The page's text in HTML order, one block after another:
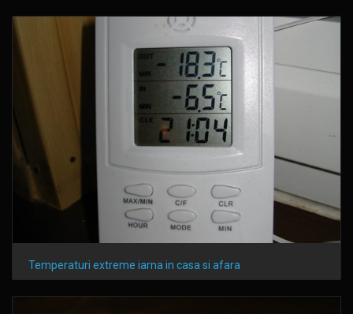
Temperaturi extreme iarna in casa si afara